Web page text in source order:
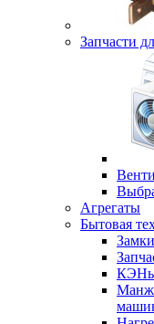
Запчасти
Агрегаты
Бытовая